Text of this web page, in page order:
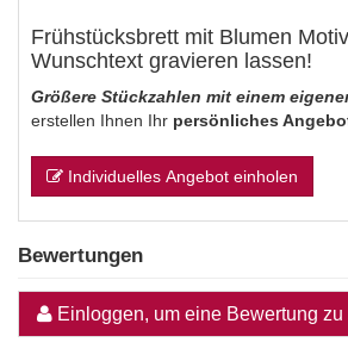
Frühstücksbrett mit Blumen
Wunschtext gravieren lassen!
Größere Stückzahlen mit einem
erstellen Ihnen Ihr persönliches
Individuelles Angebot einholen
Bewertungen
Einloggen, um eine Bewertung zu